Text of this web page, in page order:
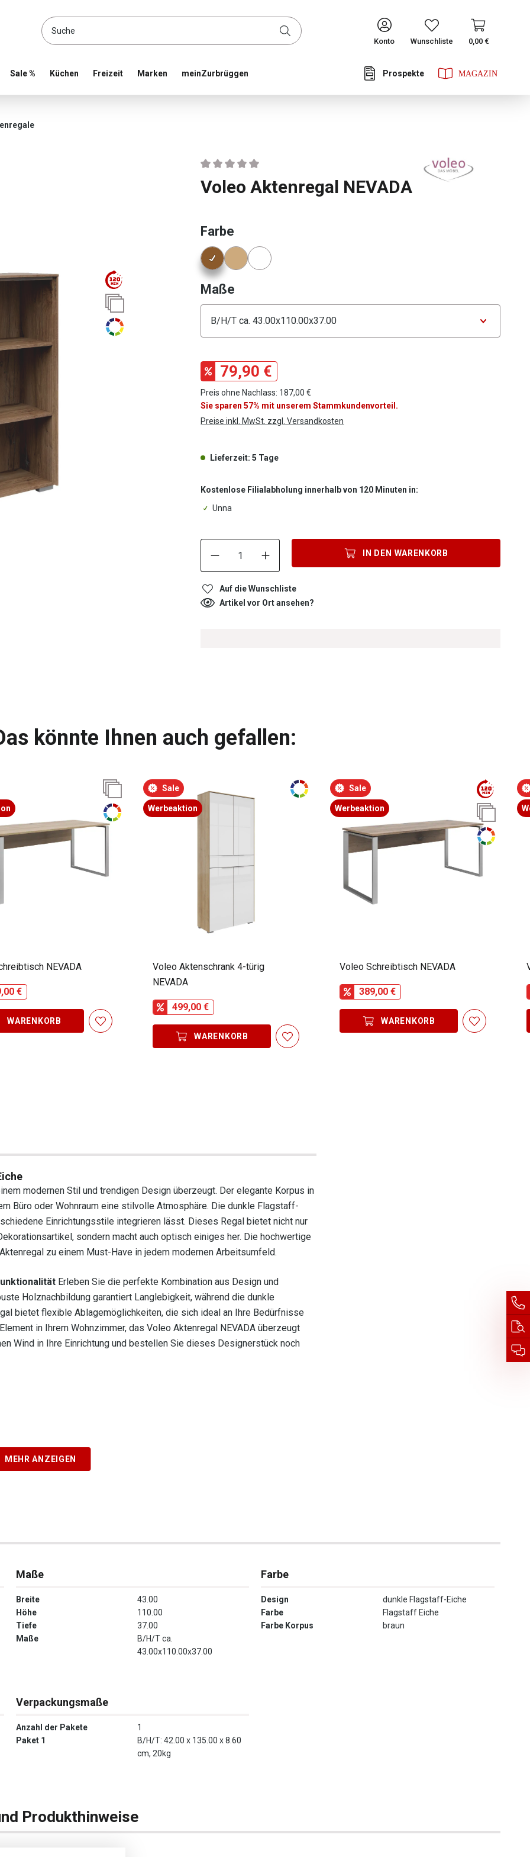
and shop online CONTINUE
Konto
Wunschliste 0,00 €
Sale % Küchen Freizeit Prospekte
Marken meinZurbrüggen
Durchschnittliche Bewertung von 0 von 5 Sternen
Voleo Aktenregal NEVADA
Farbe
Konfigurator Farbe
Maße
Konfigurator Maße
79,90 €
Preis ohne Nachlass: 187,00 €
Sie sparen 57% mit unserem Stammkundenvorteil.
Preise inkl. MwSt. zzgl. Versandkosten
Lieferzeit: 5 Tage
Kostenlose Filialabholung innerhalb von 120 Minuten in:
Unna
Produkt Anzahl: Gib den gewünschten Wert ein oder benutze die
IN DEN WARENKORB
Auf die Wunschliste
Artikel vor Ort ansehen?
könnte Ihnen auch gefallen:
NEVADA
€
WARENKORB
Sale
Werbeaktion
Voleo Aktenschrank 4-türig
NEVADA
499,00 €
WARENKORB
Sale
Werbeaktion
Voleo Schreibtisch NEVADA
389,00 €
WARENKORB
modernen Stil und trendigen Design überzeugt. Der elegante Korpus in
Büro oder Wohnraum eine stilvolle Atmosphäre. Die dunkle Flagstaff-
Einrichtungsstile integrieren lässt. Dieses Regal bietet nicht nur
sondern macht auch optisch einiges her. Die hochwertige
zu einem Must-Have in jedem modernen Arbeitsumfeld.
Erleben Sie die perfekte Kombination aus Design und
Holznachbildung garantiert Langlebigkeit, während die dunkle
bietet flexible Ablagemöglichkeiten, die sich ideal an Ihre Bedürfnisse
in Ihrem Wohnzimmer, das Voleo Aktenregal NEVADA überzeugt
Wind in Ihre Einrichtung und bestellen Sie dieses Designerstück noch
MEHR ANZEIGEN
Maße
Breite
43.00
Höhe
110.00
Tiefe
37.00
Maße
B/H/T ca.
43.00x110.00x37.00
Farbe
Design
dunkle Flagstaff-Eiche
Farbe
Flagstaff Eiche
Farbe Korpus
braun
Verpackungsmaße
Anzahl der Pakete
1
Paket 1
B/H/T: 42.00 x 135.00 x 8.60
cm, 20kg
Produkthinweise